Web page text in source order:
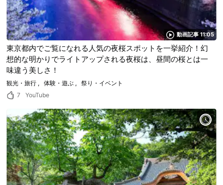
動画記事 11:05
東京都内でご覧になれる人気の夜桜スポットを一挙紹介！幻
想的な明かりでライトアップされる夜桜は、昼間の桜とは一
味違う美しさ！
観光・旅行 体験・遊ぶ
祭り・イベント
7
YouTube